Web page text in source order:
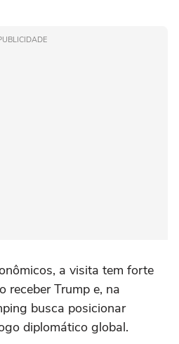
a visita tem forte
receber Trump e, na
busca posicionar
diplomático global.